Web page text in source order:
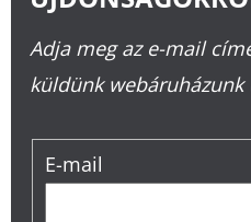
Adja meg az e-mail
küldünk
E-mail